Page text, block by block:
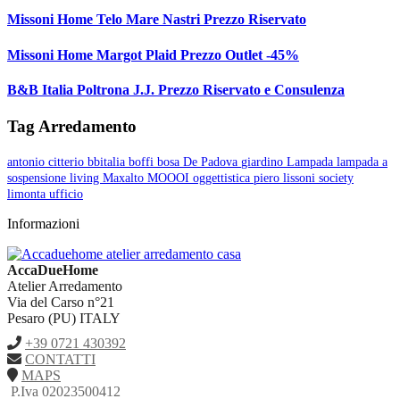
Missoni Home Telo Mare Nastri Prezzo Riservato
Missoni Home Margot Plaid Prezzo Outlet -45%
B&B Italia Poltrona J.J. Prezzo Riservato e Consulenza
Tag Arredamento
antonio citterio bbitalia boffi bosa De Padova giardino Lampada lampada a
sospensione living Maxalto MOOOI oggettistica piero lissoni society
limonta ufficio
Informazioni
AccaDueHome
Atelier Arredamento
Via del Carso n°21
Pesaro (PU) ITALY
+39 0721 430392
CONTATTI
MAPS
P.Iva 02023500412